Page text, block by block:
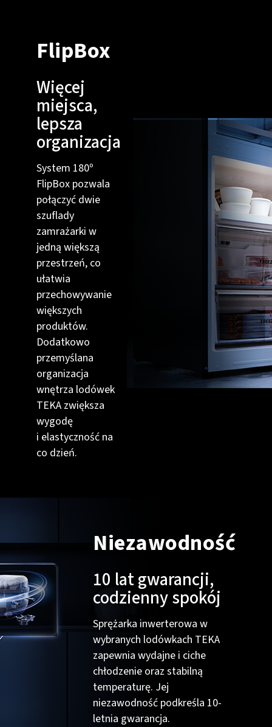
FlipBox
Więcej
miejsca,
lepsza
organizacja
System 180º
FlipBox pozwala
połączyć dwie
szuflady
zamrażarki w
jedną większą
przestrzeń, co
ułatwia
przechowywanie
większych
produktów.
Dodatkowo
przemyślana
organizacja
wnętrza lodówek
TEKA zwiększa
wygodę
i elastyczność na
co dzień.
Niezawodność
10 lat gwarancji,
codzienny spokój
Sprężarka inwerterowa w
wybranych lodówkach TEKA
zapewnia wydajne i ciche
chłodzenie oraz stabilną
temperaturę. Jej
niezawodność podkreśla 10-
letnia gwarancja.